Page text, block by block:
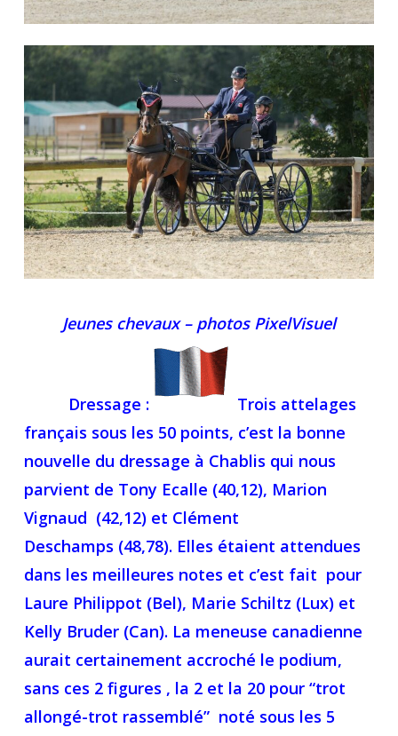
Jeunes chevaux – photos PixelVisuel
Dressage :
Trois attelages
français sous les 50 points, c’est la bonne
nouvelle du dressage à Chablis qui nous
parvient de Tony Ecalle (40,12), Marion
Vignaud (42,12) et Clément
Deschamps (48,78). Elles étaient attendues
dans les meilleures notes et c’est fait pour
Laure Philippot (Bel), Marie Schiltz (Lux) et
Kelly Bruder (Can). La meneuse canadienne
aurait certainement accroché le podium,
sans ces 2 figures , la 2 et la 20 pour “trot
allongé-trot rassemblé” noté sous les 5